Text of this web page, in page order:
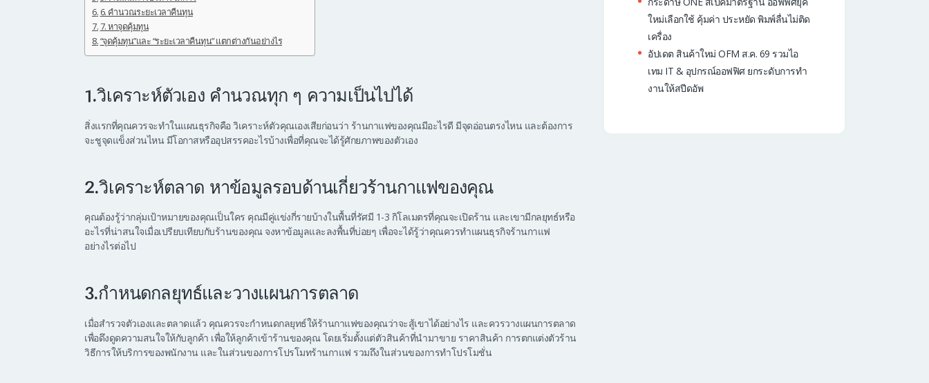
6. คำนวณระยะเวลาคืนทุน
7. หาจุดคุ้มทุน
“จุดคุ้มทุน”และ “ระยะเวลาคืนทุน” แตกต่างกันอย่างไร
1.วิเคราะห์ตัวเอง คำนวณทุก ๆ ความเป็นไปได้
สิ่งแรกที่คุณควรจะทำในแผนธุรกิจคือ วิเคราะห์ตัวคุณเองเสียก่อนว่า ร้านกาแฟของคุณมีอะไรดี มีจุดอ่อนตรงไหน และต้องการ
จะชูจุดแข็งส่วนไหน มีโอกาสหรืออุปสรรคอะไรบ้างเพื่อที่คุณจะได้รู้ศักยภาพของตัวเอง
2.วิเคราะห์ตลาด หาข้อมูลรอบด้านเกี่ยวร้านกาแฟของคุณ
คุณต้องรู้ว่ากลุ่มเป้าหมายของคุณเป็นใคร คุณมีคู่แข่งกี่รายบ้างในพื้นที่รัศมี 1-3 กิโลเมตรที่คุณจะเปิดร้าน และเขามีกลยุทธ์หรือ
อะไรที่น่าสนใจเมื่อเปรียบเทียบกับร้านของคุณ จงหาข้อมูลและลงพื้นที่บ่อยๆ เพื่อจะได้รู้ว่าคุณควรทำแผนธุรกิจร้านกาแฟ
อย่างไรต่อไป
3.กำหนดกลยุทธ์และวางแผนการตลาด
เมื่อสำรวจตัวเองและตลาดแล้ว คุณควรจะกำหนดกลยุทธ์ให้ร้านกาแฟของคุณว่าจะสู้เขาได้อย่างไร และควรวางแผนการตลาด
เพื่อดึงดูดความสนใจให้กับลูกค้า เพื่อให้ลูกค้าเข้าร้านของคุณ โดยเริ่มตั้งแต่ตัวสินค้าที่นำมาขาย ราคาสินค้า การตกแต่งตัวร้าน
วิธีการให้บริการของพนักงาน และในส่วนของการโปรโมทร้านกาแฟ รวมถึงในส่วนของการทำโปรโมชั่น
ใหม่เลือกใช้ คุ้มค่า ประหยัด พิมพ์ลื่นไม่ติด
เครื่อง
อัปเดต สินค้าใหม่ OFM ส.ค. 69 รวมไอ
เทม IT & อุปกรณ์ออฟฟิศ ยกระดับการทำ
งานให้สปีดอัพ